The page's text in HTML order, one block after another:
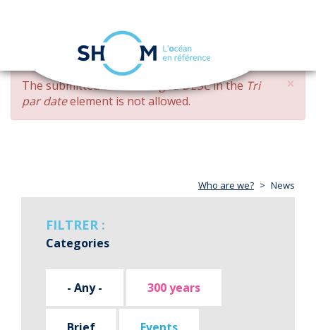
Skip
main
content
navigation
×
ERROR
MESSAGE
The submitted value changed DESCin the Tri
par dateelement is not allowed.
Who are we? News
FILTRER :
Categories
- Any - 300 years